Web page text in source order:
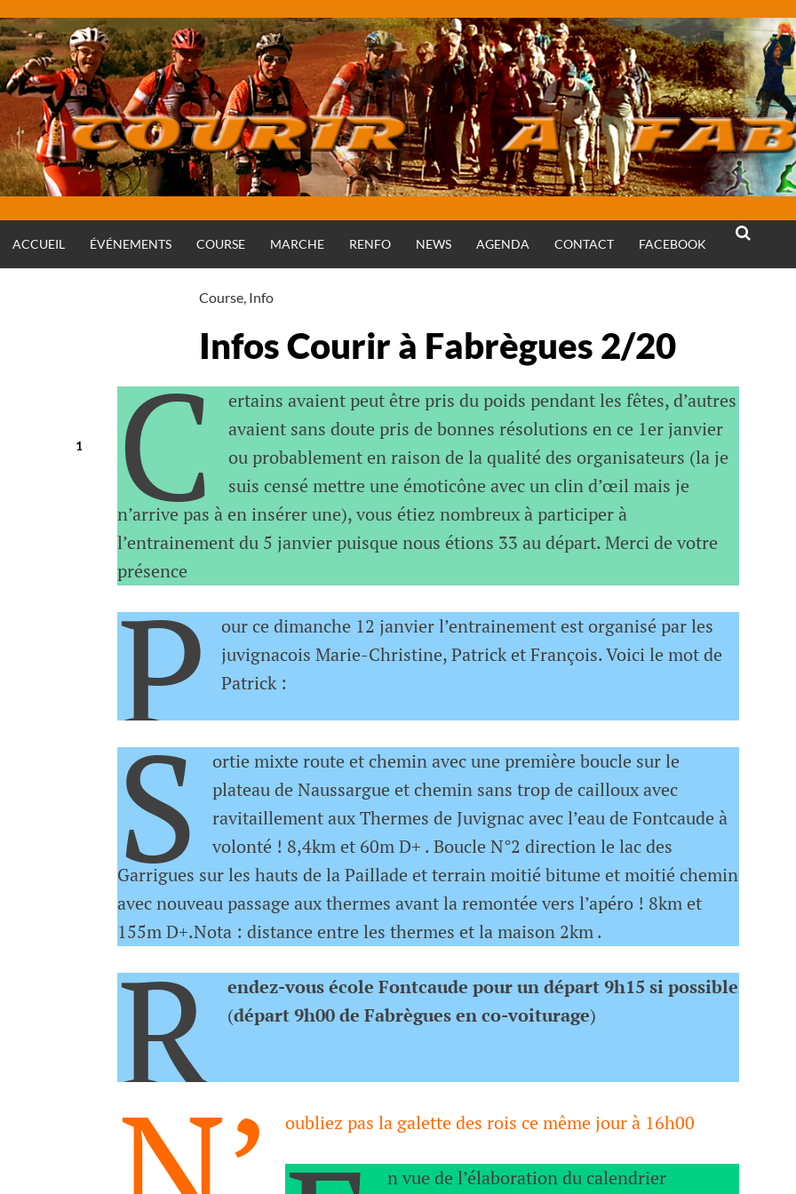
au
contenu
ACCUEIL ÉVÉNEMENTS COURSE MARCHE RENFO NEWS AGENDA CONTACT FACEBOOK
Course, Info
Infos Courir à Fabrègues 2/20
Rédigé par
HANQUEZ
10 janvier, 2020C
ertains avaient peut être pris du poids pendant les fêtes, d’autres
avaient sans doute pris de bonnes résolutions en ce 1er janvier
ou probablement en raison de la qualité des organisateurs (la je
suis censé mettre une émoticône avec un clin d’œil mais je
n’arrive pas à en insérer une), vous étiez nombreux à participer à
l’entrainement du 5 janvier puisque nous étions 33 au départ. Merci de votre
présence
P
our ce dimanche 12 janvier l’entrainement est organisé par les
juvignacois Marie-Christine, Patrick et François. Voici le mot de
Patrick :
S
ortie mixte route et chemin avec une première boucle sur le
plateau de Naussargue et chemin sans trop de cailloux avec
ravitaillement aux Thermes de Juvignac avec l’eau de Fontcaude à
volonté ! 8,4km et 60m D+ . Boucle N°2 direction le lac des
Garrigues sur les hauts de la Paillade et terrain moitié bitume et moitié chemin
avec nouveau passage aux thermes avant la remontée vers l’apéro ! 8km et
155m D+.Nota : distance entre les thermes et la maison 2km .
R
endez-vous école Fontcaude pour un départ 9h15 si possible
(départ 9h00 de Fabrègues en co-voiturage)
oubliez pas la galette des rois ce même jour à 16h00
n vue de l’élaboration du calendrier